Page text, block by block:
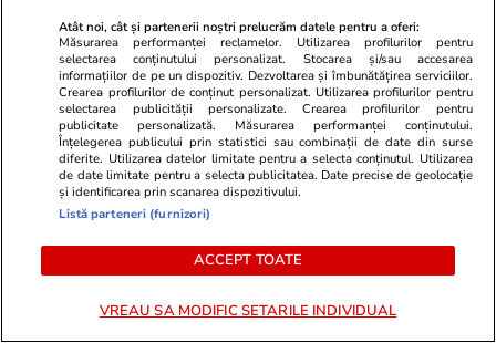
Bani și Afaceri 31 iul.
Ce se schimbă de la 1 august 2026 în
România. Buletinele vechi devin excepție,
reguli noi la pensii și taxe pe drumuri
Horoscop
Horoscop Urania | Previziuni astrologice pentru
perioada 1 – 7 august 2026. Venus va intra în
zodia Balanței
Atât noi, cât și partenerii noștri prelucrăm datele pentru a oferi:
Măsurarea performanței reclamelor. Utilizarea profilurilor pentru
selectarea conținutului personalizat. Stocarea și/sau accesarea
informațiilor de pe un dispozitiv. Dezvoltarea și îmbunătățirea serviciilor.
Crearea profilurilor de conținut personalizat. Utilizarea profilurilor pentru
selectarea publicității personalizate. Crearea profilurilor pentru
publicitate personalizată. Măsurarea performanței conținutului.
Înțelegerea publicului prin statistici sau combinații de date din surse
diferite. Utilizarea datelor limitate pentru a selecta conținutul. Utilizarea
de date limitate pentru a selecta publicitatea. Date precise de geolocație
și identificarea prin scanarea dispozitivului.
Listă parteneri (furnizori)
ACCEPT TOATE
VREAU SA MODIFIC SETARILE INDIVIDUAL